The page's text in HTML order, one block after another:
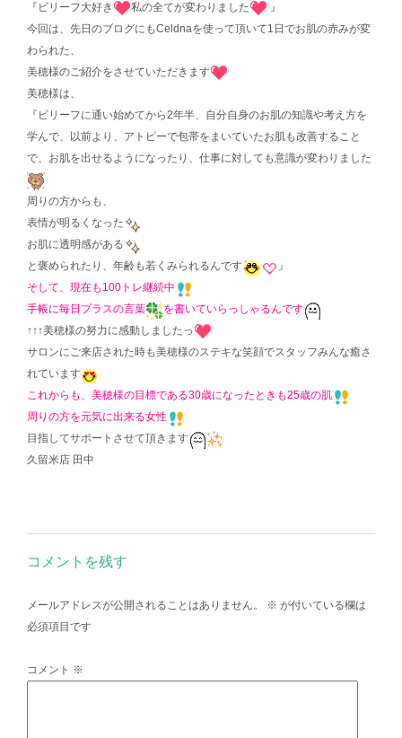
『ビリーフ大好き 私の全てが変わりました
』
今回は、先日のブログにもCeldnaを使って頂いて1日でお肌の赤みが変
わられた、
美穂様のご紹介をさせていただきます
美穂様は、
『ビリーフに通い始めてから2年半、自分自身のお肌の知識や考え方を
学んで、以前より、アトピーで包帯をまいていたお肌も改善すること
で、お肌を出せるようになったり、仕事に対しても意識が変わりました
周りの方からも、
表情が明るくなった
お肌に透明感がある
と褒められたり、年齢も若くみられるんです
』
そして、現在も100トレ継続中
手帳に毎日プラスの言葉
を書いていらっしゃるんです
↑↑↑美穂様の努力に感動しましたっ
サロンにご来店された時も美穂様のステキな笑顔でスタッフみんな癒さ
れています
これからも、美穂様の目標である30歳になったときも25歳の肌
周りの方を元気に出来る女性
目指してサポートさせて頂きます
久留米店 田中
コメントを残す
メールアドレスが公開されることはありません。 ※ が付いている欄は
必須項目です
コメント ※